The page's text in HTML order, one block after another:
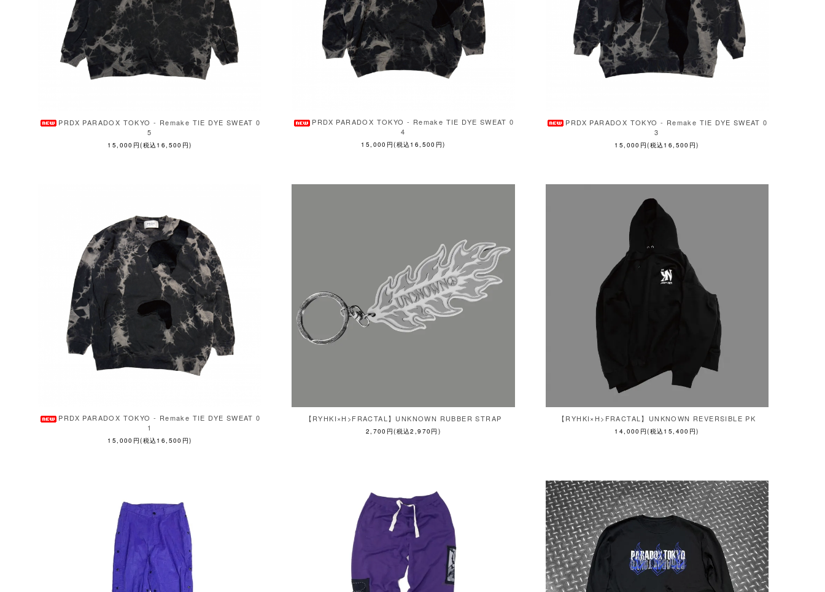
PRDX PARADOX TOKYO - Remake TIE DYE SWEAT 0
5
15,000円(税込16,500円)
PRDX PARADOX TOKYO - Remake TIE DYE SWEAT 0
4
15,000円(税込16,500円)
PRDX PARADOX TOKYO - Remake TIE DYE SWEAT 0
3
15,000円(税込16,500円)
PRDX PARADOX TOKYO - Remake TIE DYE SWEAT 0
1
15,000円(税込16,500円)
【RYHKI×H>FRACTAL】UNKNOWN RUBBER STRAP
2,700円(税込2,970円)
【RYHKI×H>FRACTAL】UNKNOWN REVERSIBLE PK
14,000円(税込15,400円)